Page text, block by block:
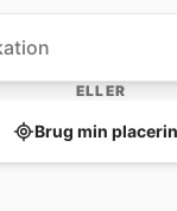
ELLER
Brug min